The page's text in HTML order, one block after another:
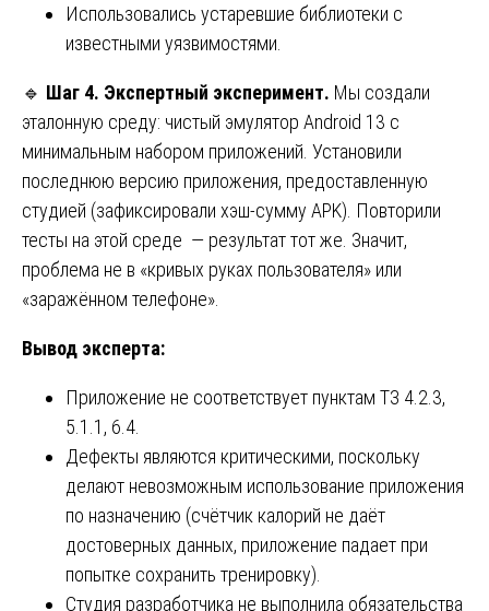
Использовались устаревшие библиотеки с
известными уязвимостями.
🔹 Шаг 4. Экспертный эксперимент. Мы создали
эталонную среду: чистый эмулятор Android 13 с
минимальным набором приложений. Установили
последнюю версию приложения, предоставленную
студией (зафиксировали хэш-сумму APK). Повторили
тесты на этой среде — результат тот же. Значит,
проблема не в «кривых руках пользователя» или
«заражённом телефоне».
Вывод эксперта:
Приложение не соответствует пунктам ТЗ 4.2.3,
5.1.1, 6.4.
Дефекты являются критическими, поскольку
делают невозможным использование приложения
по назначению (счётчик калорий не даёт
достоверных данных, приложение падает при
попытке сохранить тренировку).
Студия разработчика не выполнила обязательства